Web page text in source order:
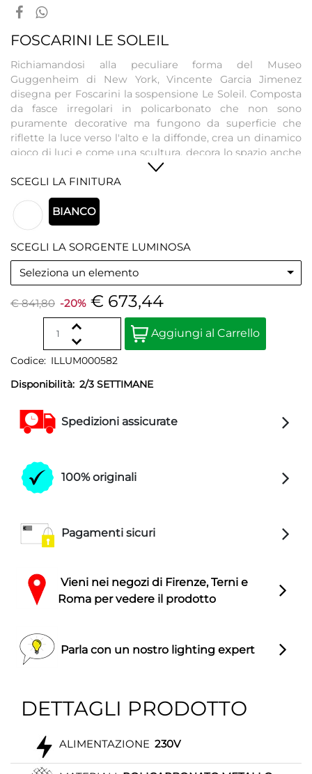
FOSCARINI LE SOLEIL
Richiamandosi alla peculiare forma del Museo
Guggenheim di New York, Vincente Garcia Jimenez
disegna per Foscarini la sospensione Le Soleil. Composta
da fasce irregolari in policarbonato che non sono
puramente decorative ma fungono da superficie che
riflette la luce verso l'alto e la diffonde, crea un dinamico
gioco di luci e come una scultura, decora lo spazio anche
SCEGLI LA FINITURA
BIANCO
SCEGLI LA SORGENTE LUMINOSA
Seleziona un elemento
€ 841,80 -20% € 673,44
Quantità
Aggiungi al Carrello
Codice: ILLUM000582
Disponibilità: 2/3 SETTIMANE
Spedizioni assicurate
100% originali
Pagamenti sicuri
Vieni nei negozi di Firenze, Terni e
Roma per vedere il prodotto
Parla con un nostro lighting expert
DETTAGLI PRODOTTO
ALIMENTAZIONE 230V